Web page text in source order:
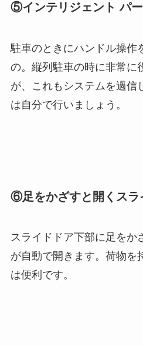
⑤インテリジェント パ
駐車のときにハンドル操作
の。縦列駐車の時に非常に
が、これもシステムを過信
は自分で行いましょう。
⑥足をかざすと開くスラ
スライドドア下部に足をか
が自動で開きます。荷物を
は便利です。